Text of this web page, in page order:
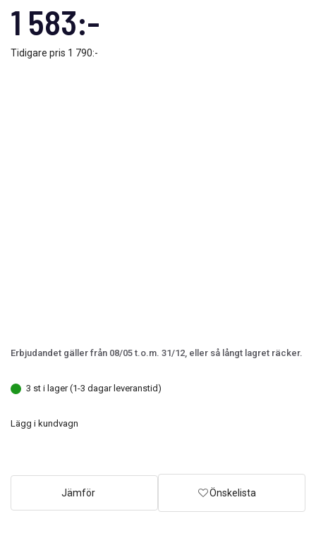
1 583:-
Tidigare pris 1 790:-
Erbjudandet gäller från 08/05 t.o.m. 31/12, eller så långt lagret räcker.
3 st i lager (1-3 dagar leveranstid)
Lägg i kundvagn
Jämför Önskelista